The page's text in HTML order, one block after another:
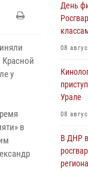
Красной
у
в
День
08
Урале
08
В ДНР